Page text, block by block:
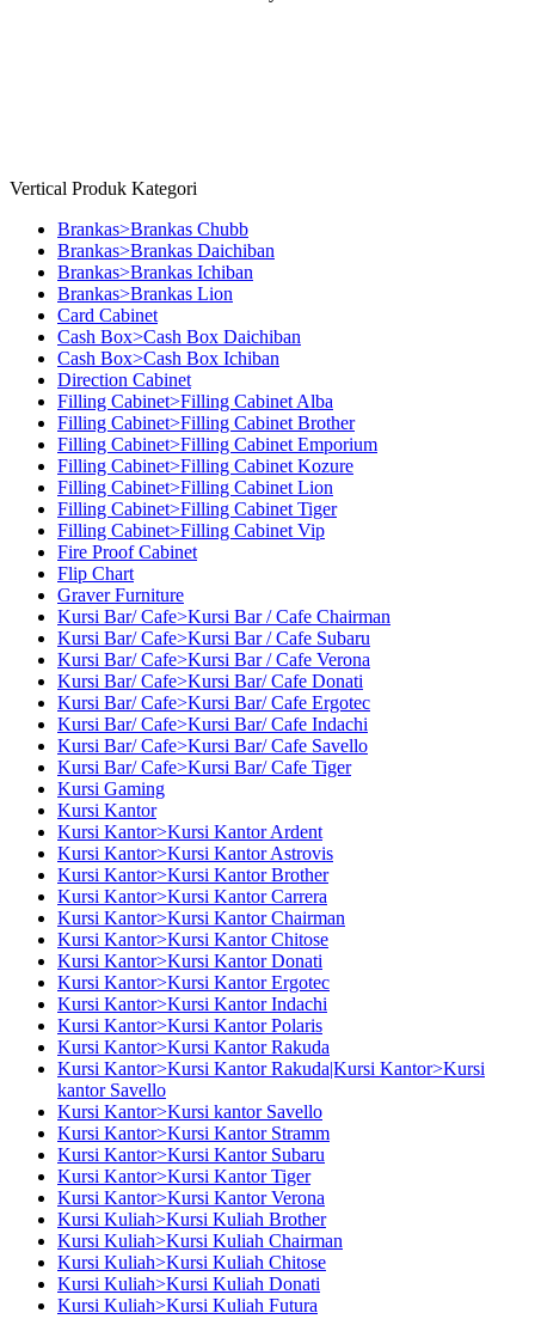
Vertical Produk Kategori
Brankas>Brankas Chubb
Brankas>Brankas Daichiban
Brankas>Brankas Ichiban
Brankas>Brankas Lion
Card Cabinet
Cash Box>Cash Box Daichiban
Cash Box>Cash Box Ichiban
Direction Cabinet
Filling Cabinet>Filling Cabinet Alba
Filling Cabinet>Filling Cabinet Brother
Filling Cabinet>Filling Cabinet Emporium
Filling Cabinet>Filling Cabinet Kozure
Filling Cabinet>Filling Cabinet Lion
Filling Cabinet>Filling Cabinet Tiger
Filling Cabinet>Filling Cabinet Vip
Fire Proof Cabinet
Flip Chart
Graver Furniture
Kursi Bar/ Cafe>Kursi Bar / Cafe Chairman
Kursi Bar/ Cafe>Kursi Bar / Cafe Subaru
Kursi Bar/ Cafe>Kursi Bar / Cafe Verona
Kursi Bar/ Cafe>Kursi Bar/ Cafe Donati
Kursi Bar/ Cafe>Kursi Bar/ Cafe Ergotec
Kursi Bar/ Cafe>Kursi Bar/ Cafe Indachi
Kursi Bar/ Cafe>Kursi Bar/ Cafe Savello
Kursi Bar/ Cafe>Kursi Bar/ Cafe Tiger
Kursi Gaming
Kursi Kantor
Kursi Kantor>Kursi Kantor Ardent
Kursi Kantor>Kursi Kantor Astrovis
Kursi Kantor>Kursi Kantor Brother
Kursi Kantor>Kursi Kantor Carrera
Kursi Kantor>Kursi Kantor Chairman
Kursi Kantor>Kursi Kantor Chitose
Kursi Kantor>Kursi Kantor Donati
Kursi Kantor>Kursi Kantor Ergotec
Kursi Kantor>Kursi Kantor Indachi
Kursi Kantor>Kursi Kantor Polaris
Kursi Kantor>Kursi Kantor Rakuda
Kursi Kantor>Kursi Kantor Rakuda|Kursi Kantor>Kursi
kantor Savello
Kursi Kantor>Kursi kantor Savello
Kursi Kantor>Kursi Kantor Stramm
Kursi Kantor>Kursi Kantor Subaru
Kursi Kantor>Kursi Kantor Tiger
Kursi Kantor>Kursi Kantor Verona
Kursi Kuliah>Kursi Kuliah Brother
Kursi Kuliah>Kursi Kuliah Chairman
Kursi Kuliah>Kursi Kuliah Chitose
Kursi Kuliah>Kursi Kuliah Donati
Kursi Kuliah>Kursi Kuliah Futura